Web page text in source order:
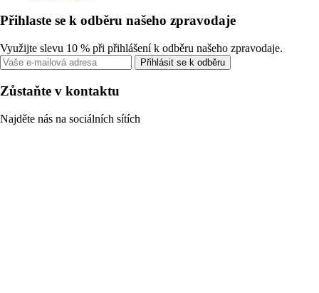
Přihlaste se k odběru našeho zpravodaje
Využijte slevu 10 % při přihlášení k odběru našeho zpravodaje.
Přihlásit se k odběru
Zůstaňte v kontaktu
Najděte nás na sociálních sítích